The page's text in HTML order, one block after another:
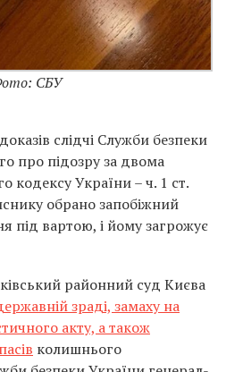
СБУ
слідчі Служби безпеки
про підозру за двома
кодексу України – ч. 1 ст.
обрано запобіжний
під вартою, і йому загрожує
районний суд Києва
зраді, замаху на
акту, а також
колишнього